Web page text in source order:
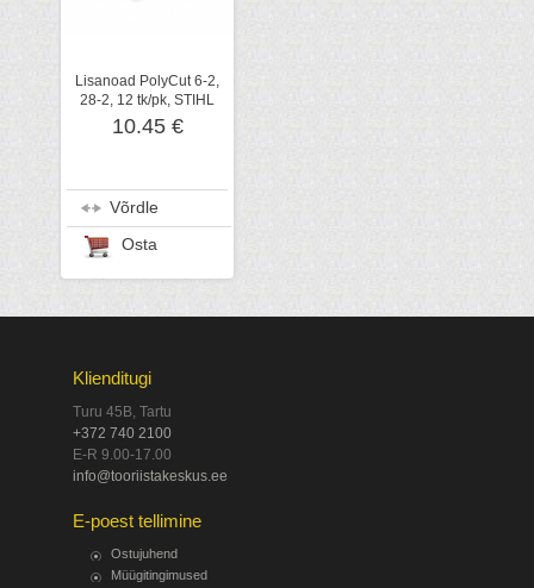
Lisanoad PolyCut 6-2,
28-2, 12 tk/pk, STIHL
10.45 €
Võrdle
Osta
Klienditugi
Turu 45B, Tartu
+372 740 2100
E-R 9.00-17.00
info@tooriistakeskus.ee
E-poest tellimine
Ostujuhend
Müügitingimused